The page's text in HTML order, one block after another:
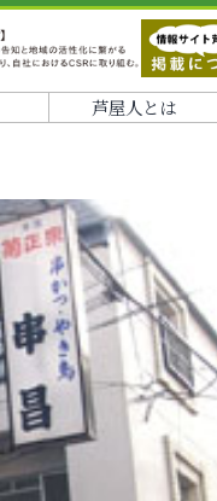
芦屋人とは